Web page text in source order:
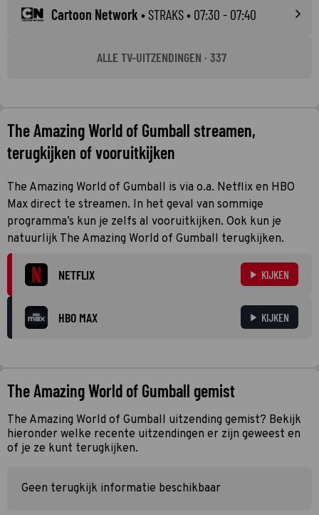
Cartoon Network • STRAKS• 07:30 - 07:40
ALLE TV-UITZENDINGEN · 337
The Amazing World of Gumball streamen,
terugkijken of vooruitkijken
The Amazing World of Gumball is via o.a. Netflix en HBO
Max direct te streamen. In het geval van sommige
programma’s kun je zelfs al vooruitkijken. Ook kun je
natuurlijk The Amazing World of Gumball terugkijken.
NETFLIX KIJKEN
HBO MAX KIJKEN
The Amazing World of Gumball gemist
The Amazing World of Gumball uitzending gemist? Bekijk
hieronder welke recente uitzendingen er zijn geweest en
of je ze kunt terugkijken.
Geen terugkijk informatie beschikbaar